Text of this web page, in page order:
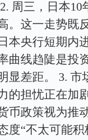
周三，日本
。这一走势既
本央行短期内
曲线趋陡是投
显差距。 3.
的担忧正在加
币政策视为推
度“不太可能